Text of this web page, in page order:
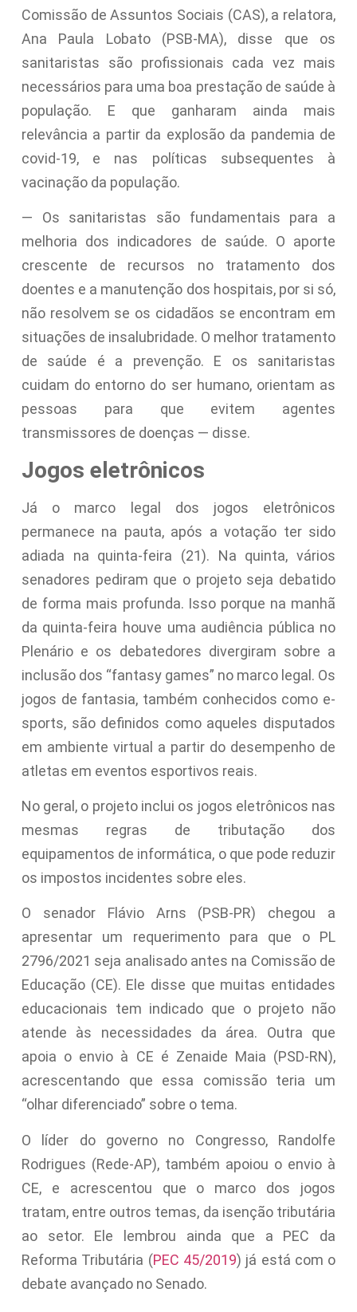
Comissão de Assuntos Sociais (CAS), a relatora,
Ana Paula Lobato (PSB-MA), disse que os
sanitaristas são profissionais cada vez mais
necessários para uma boa prestação de saúde à
população. E que ganharam ainda mais
relevância a partir da explosão da pandemia de
covid-19, e nas políticas subsequentes à
vacinação da população.
— Os sanitaristas são fundamentais para a
melhoria dos indicadores de saúde. O aporte
crescente de recursos no tratamento dos
doentes e a manutenção dos hospitais, por si só,
não resolvem se os cidadãos se encontram em
situações de insalubridade. O melhor tratamento
de saúde é a prevenção. E os sanitaristas
cuidam do entorno do ser humano, orientam as
pessoas para que evitem agentes
transmissores de doenças — disse.
Jogos eletrônicos
Já o marco legal dos jogos eletrônicos
permanece na pauta, após a votação ter sido
adiada na quinta-feira (21). Na quinta, vários
senadores pediram que o projeto seja debatido
de forma mais profunda. Isso porque na manhã
da quinta-feira houve uma audiência pública no
Plenário e os debatedores divergiram sobre a
inclusão dos “fantasy games” no marco legal. Os
jogos de fantasia, também conhecidos como e-
sports, são definidos como aqueles disputados
em ambiente virtual a partir do desempenho de
atletas em eventos esportivos reais.
No geral, o projeto inclui os jogos eletrônicos nas
mesmas regras de tributação dos
equipamentos de informática, o que pode reduzir
os impostos incidentes sobre eles.
O senador Flávio Arns (PSB-PR) chegou a
apresentar um requerimento para que o PL
2796/2021 seja analisado antes na Comissão de
Educação (CE). Ele disse que muitas entidades
educacionais tem indicado que o projeto não
atende às necessidades da área. Outra que
apoia o envio à CE é Zenaide Maia (PSD-RN),
acrescentando que essa comissão teria um
“olhar diferenciado” sobre o tema.
O líder do governo no Congresso, Randolfe
Rodrigues (Rede-AP), também apoiou o envio à
CE, e acrescentou que o marco dos jogos
tratam, entre outros temas, da isenção tributária
ao setor. Ele lembrou ainda que a PEC da
Reforma Tributária (PEC 45/2019) já está com o
debate avançado no Senado.